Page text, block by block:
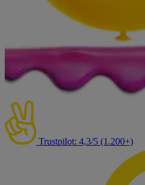
Trustpilot: 4,3/5 (1.200+)